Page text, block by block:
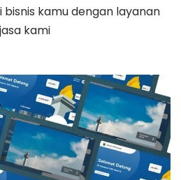
kamu dengan layanan
jasa kami